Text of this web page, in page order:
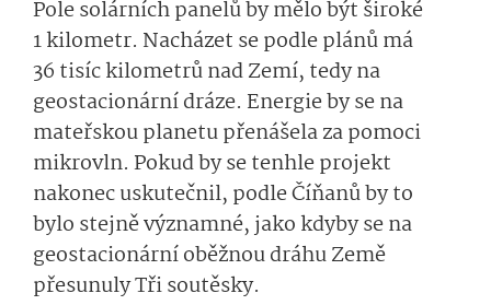
Pole solárních panelů by mělo být široké
1 kilometr. Nacházet se podle plánů má
36 tisíc kilometrů nad Zemí, tedy na
geostacionární dráze. Energie by se na
mateřskou planetu přenášela za pomoci
mikrovln. Pokud by se tenhle projekt
nakonec uskutečnil, podle Číňanů by to
bylo stejně významné, jako kdyby se na
geostacionární oběžnou dráhu Země
přesunuly Tři soutěsky.